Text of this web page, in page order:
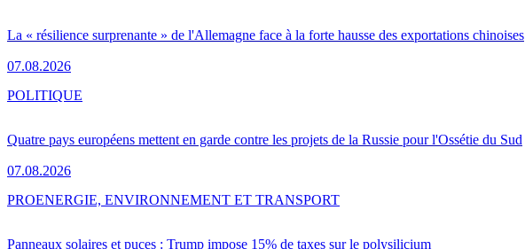
La « résilience surprenante » de l'Allemagne face à la forte hausse des exportations chinoises
07.08.2026
Quatre pays européens mettent en garde contre les projets de la Russie pour l'Ossétie du Sud
07.08.2026
POLITIQUE
Panneaux solaires et puces : Trump impose 15% de taxes sur le polysilicium
PROENERGIE, ENVIRONNEMENT ET TRANSPORT